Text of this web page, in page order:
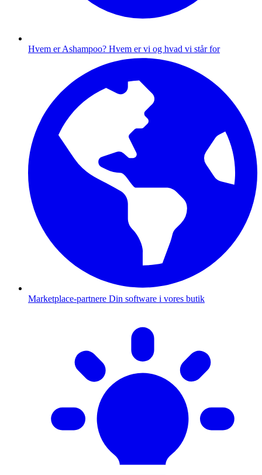
Hvem er Ashampoo? Hvem er vi og hvad vi står for
Marketplace-partnere Din software i vores butik